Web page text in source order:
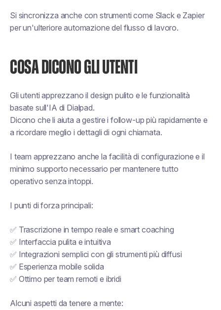
Si sincronizza anche con strumenti come Slack e Zapier
per un'ulteriore automazione del flusso di lavoro.
COSA DICONO GLI UTENTI
Gli utenti apprezzano il design pulito e le funzionalità
basate sull'IA di Dialpad.
Dicono che li aiuta a gestire i follow-up più rapidamente e
a ricordare meglio i dettagli di ogni chiamata.
I team apprezzano anche la facilità di configurazione e il
minimo supporto necessario per mantenere tutto
operativo senza intoppi.
I punti di forza principali:
✅ Trascrizione in tempo reale e smart coaching
✅ Interfaccia pulita e intuitiva
✅ Integrazioni semplici con gli strumenti più diffusi
✅ Esperienza mobile solida
✅ Ottimo per team remoti e ibridi
Alcuni aspetti da tenere a mente: